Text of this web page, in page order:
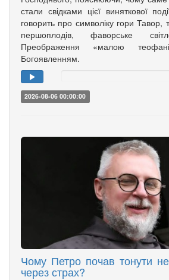
стали свідками цієї виняткової
говорить про символіку гори Тавор,
першоплодів, фаворське
Преображення «малою
Богоявленням.
2026-08-06 00:00:00
Чому Петро почав тонути
через страх?